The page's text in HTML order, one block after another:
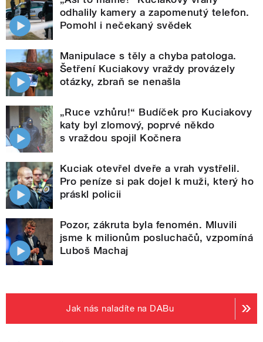
odhalily kamery a zapomenutý telefon.
Pomohl i nečekaný svědek
Manipulace s těly a chyba patologa.
Šetření Kuciakovy vraždy provázely
otázky, zbraň se nenašla
„Ruce vzhůru!“ Budíček pro Kuciakovy
katy byl zlomový, poprvé někdo
s vraždou spojil Kočnera
Kuciak otevřel dveře a vrah vystřelil.
Pro peníze si pak dojel k muži, který ho
práskl policii
Pozor, zákruta byla fenomén. Mluvili
jsme k milionům posluchačů, vzpomíná
Luboš Machaj
Jak nás naladíte na DABu